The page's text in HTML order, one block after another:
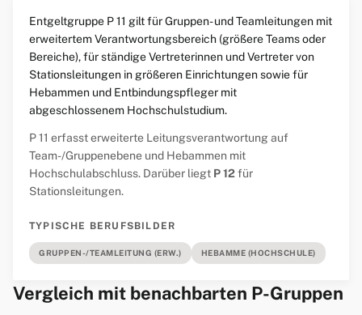
Entgeltgruppe P 11 gilt für Gruppen- und Teamleitungen mit
erweitertem Verantwortungsbereich (größere Teams oder
Bereiche), für ständige Vertreterinnen und Vertreter von
Stationsleitungen in größeren Einrichtungen sowie für
Hebammen und Entbindungspfleger mit
abgeschlossenem Hochschulstudium.
P 11 erfasst erweiterte Leitungsverantwortung auf
Team-/Gruppenebene und Hebammen mit
Hochschulabschluss. Darüber liegt P 12für
Stationsleitungen.
TYPISCHE BERUFSBILDER
GRUPPEN-/TEAMLEITUNG (ERW.) HEBAMME (HOCHSCHULE)
Vergleich mit benachbarten P-Gruppen